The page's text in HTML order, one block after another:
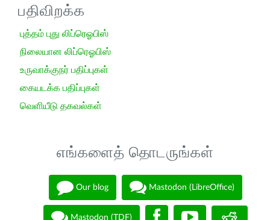
பதிவிறக்க
புத்தம் புது லிப்ரெஓபிஸ்
நிலையான லிப்ரெஓபிஸ்
உருவாக்குநர் பதிப்புகள்
கையடக்க பதிப்புகள்
வெளியீடு தகவல்கள்
எங்களைத் தொடருங்கள்
Our blog Mastodon (LibreOffice)
Mastodon (TDF)